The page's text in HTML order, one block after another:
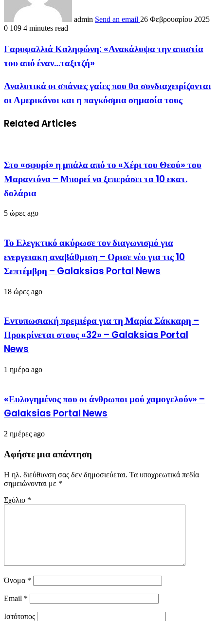
admin Send an email 26 Φεβρουαρίου 2025
0 109 4 minutes read
Γαρυφαλλιά Καληφώνη: «Ανακάλυψα την απιστία
του από έναν…ταξιτζή»
Αναλυτικά οι σπάνιες γαίες που θα συνδιαχειρίζονται
οι Αμερικάνοι και η παγκόσμια σημασία τους
Related Articles
Στο «σφυρί» η μπάλα από το «Χέρι του Θεού» του
Μαραντόνα – Μπορεί να ξεπεράσει τα 10 εκατ.
δολάρια
5 ώρες ago
Το Ελεγκτικό ακύρωσε τον διαγωνισμό για
ενεργειακη αναβάθμιση – Ορισε νέο για τις 10
Σεπτέμβρη – Galaksias Portal News
18 ώρες ago
Εντυπωσιακή πρεμιέρα για τη Μαρία Σάκκαρη –
Προκρίνεται στους «32» – Galaksias Portal
News
1 ημέρα ago
«Ευλογημένος που οι άνθρωποι μού χαμογελούν» –
Galaksias Portal News
2 ημέρες ago
Αφήστε μια απάντηση
Η ηλ. διεύθυνση σας δεν δημοσιεύεται. Τα υποχρεωτικά πεδία
σημειώνονται με *
Σχόλιο *
Όνομα *
Email *
Ιστότοπος